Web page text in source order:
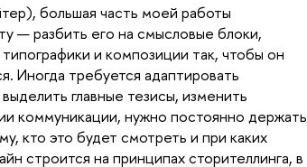
большая часть моей работы
— разбить его на смысловые блоки,
и композиции так, чтобы он
Иногда требуется адаптировать
главные тезисы, изменить
коммуникации, нужно постоянно держать
кто это будет смотреть и при каких
строится на принципах сторителлинга, в